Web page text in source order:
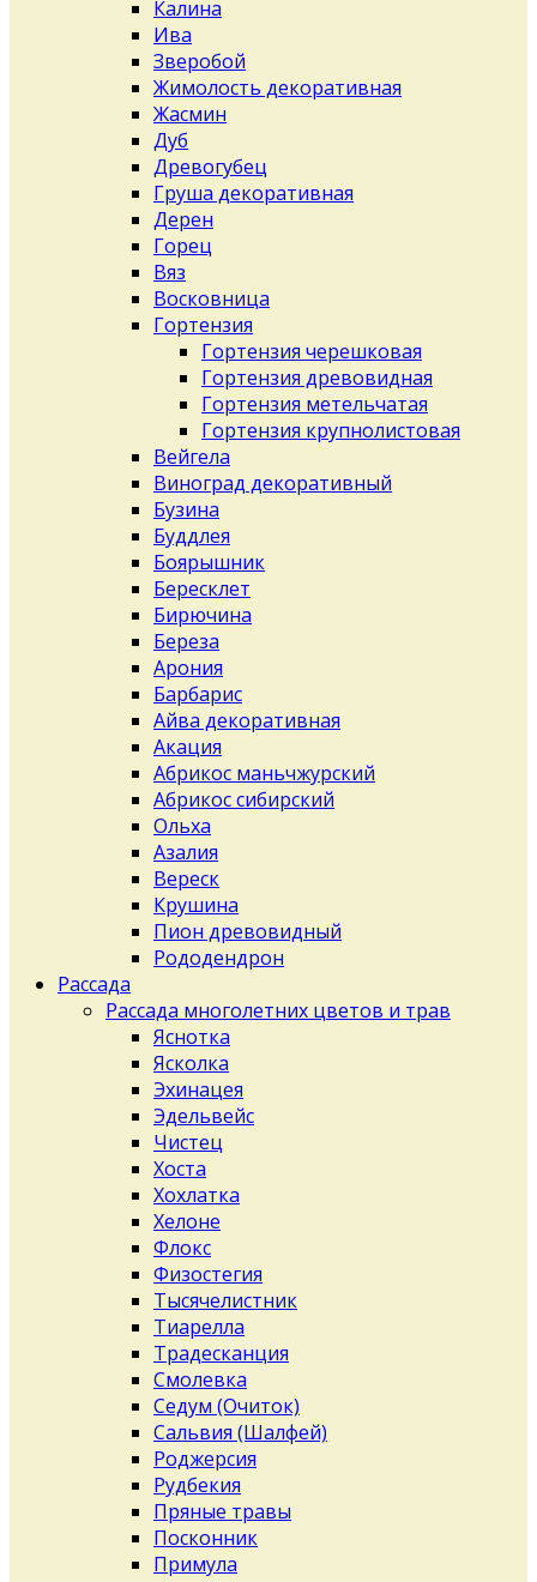
Калина
Ива
Зверобой
Жимолость декоративная
Жасмин
Дуб
Древогубец
Груша декоративная
Дерен
Горец
Вяз
Восковница
Гортензия
Гортензия черешковая
Гортензия древовидная
Гортензия метельчатая
Гортензия крупнолистовая
Вейгела
Виноград декоративный
Бузина
Буддлея
Боярышник
Бересклет
Бирючина
Береза
Арония
Барбарис
Айва декоративная
Акация
Абрикос маньчжурский
Абрикос сибирский
Ольха
Азалия
Вереск
Крушина
Пион древовидный
Рододендрон
Рассада
Рассада многолетних цветов и трав
Яснотка
Ясколка
Эхинацея
Эдельвейс
Чистец
Хоста
Хохлатка
Хелоне
Флокс
Физостегия
Тысячелистник
Тиарелла
Традесканция
Смолевка
Седум (Очиток)
Сальвия (Шалфей)
Роджерсия
Рудбекия
Пряные травы
Посконник
Примула